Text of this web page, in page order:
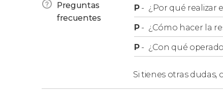
Preguntas
frecuentes
P- ¿Por qué realizar
P- ¿Cómo hacer la
P- ¿Con qué
Si tienes otras dudas,